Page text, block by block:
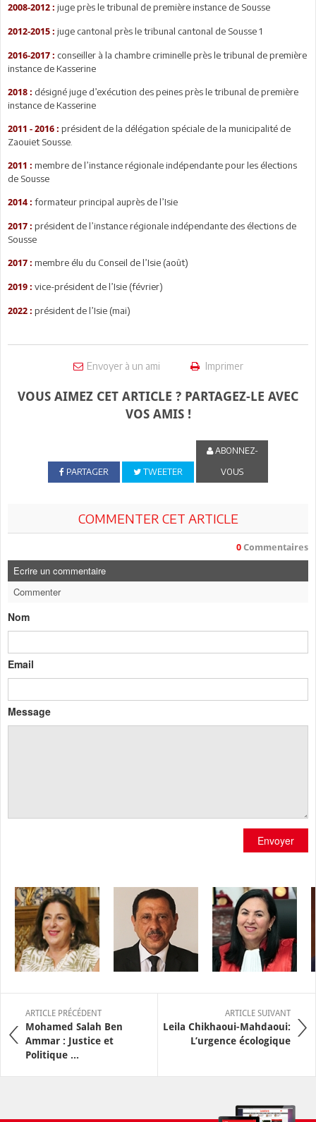
2008-2012 : juge près le tribunal de première instance de Sousse
2012-2015 : juge cantonal près le tribunal cantonal de Sousse 1
2016-2017 : conseiller à la chambre criminelle près le tribunal de première
instance de Kasserine
2018 : désigné juge d’exécution des peines près le tribunal de première
instance de Kasserine
2011 - 2016 : président de la délégation spéciale de la municipalité de
Zaouiet Sousse.
2011 : membre de l’instance régionale indépendante pour les élections
de Sousse
2014 : formateur principal auprès de l’Isie
2017 : président de l’instance régionale indépendante des élections de
Sousse
2017 : membre élu du Conseil de l’Isie (août)
2019 : vice-président de l’Isie (février)
2022 : président de l’Isie (mai)
Envoyer à un ami Imprimer
VOUS AIMEZ CET ARTICLE ? PARTAGEZ-LE AVEC
VOS AMIS !
PARTAGER TWEETER
ABONNEZ-
VOUS
COMMENTER CET ARTICLE
0 Commentaires
Ecrire un commentaire
Commenter
Nom
Email
Message
Envoyer
ARTICLE PRÉCÉDENT
Mohamed Salah Ben
Ammar : Justice et
Politique ...
ARTICLE SUIVANT
Leila Chikhaoui-Mahdaoui:
L’urgence écologique